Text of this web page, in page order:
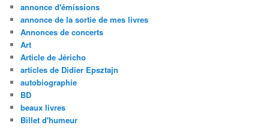
annonce d'émissions
annonce de la sortie de mes livres
Annonces de concerts
Art
Article de Jéricho
articles de Didier Epsztajn
autobiographie
BD
beaux livres
Billet d'humeur